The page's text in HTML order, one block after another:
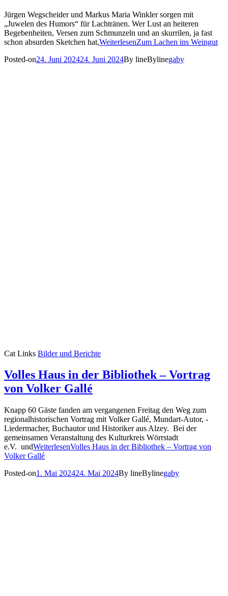
Jürgen Wegscheider und Markus Maria Winkler sorgen mit
„Juwelen des Humors“ für Lachtränen. Wer Lust an heiteren
Begebenheiten, Versen zum Schmunzeln und an skurrilen, ja fast
schon absurden Sketchen hat,WeiterlesenZum Lachen ins Weingut
Posted-on24. Juni 202424. Juni 2024By lineBylinegaby
Cat Links Bilder und Berichte
Volles Haus in der Bibliothek – Vortrag
von Volker Gallé
Knapp 60 Gäste fanden am vergangenen Freitag den Weg zum
regionalhistorischen Vortrag mit Volker Gallé, Mundart-Autor, -
Liedermacher, Buchautor und Historiker aus Alzey. Bei der
gemeinsamen Veranstaltung des Kulturkreis Wörrstadt
e.V. undWeiterlesenVolles Haus in der Bibliothek – Vortrag von
Volker Gallé
Posted-on1. Mai 202424. Mai 2024By lineBylinegaby